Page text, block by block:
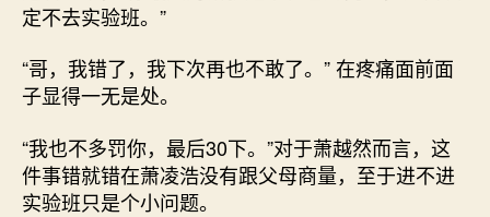
定不去实验班。”
“哥，我错了，我下次再也不敢了。” 在疼痛面前面
子显得一无是处。
“我也不多罚你，最后30下。”对于萧越然而言，这
件事错就错在萧凌浩没有跟父母商量，至于进不进
实验班只是个小问题。